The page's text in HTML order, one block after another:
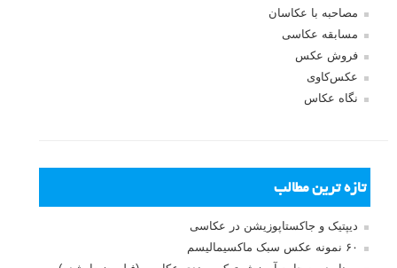
مصاحبه با عکاسان
مسابقه عکاسی
فروش عکس
عکس‌کاوی
نگاه عکاس
تازه ترین مطالب
دیپتیک و جاکستا‌پوزیشن در عکاسی
۶۰ نمونه عکس سبک ماکسیمالیسم